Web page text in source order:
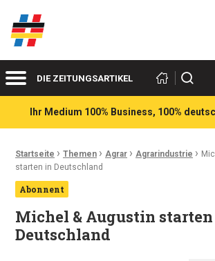
Deutsch-französische Wirtschaftsakteure
MenüDIE ZEITUNGSARTIKEL Suchen
Ihr Medium 100% Business, 100%
Ariadnefaden:
Startseite › Themen › Agrar › Agrarindustrie ›
starten in Deutschland
Abonnent
Michel & Augustin
Deutschland